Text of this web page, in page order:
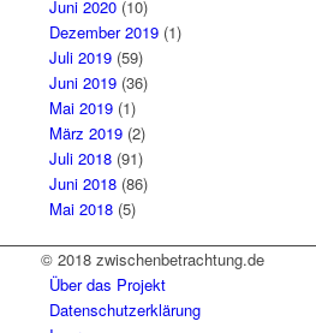
Juni 2020(10)
Dezember 2019(1)
Juli 2019(59)
Juni 2019(36)
Mai 2019(1)
März 2019(2)
Juli 2018(91)
Juni 2018(86)
Mai 2018(5)
© 2018 zwischenbetrachtung.de
Über das Projekt
Datenschutzerklärung